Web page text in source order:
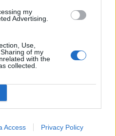
my
Advertising.
Use,
of my
with the
collected.
Access Privacy Policy
formação, no âmbito das
a “falsos funcionários”
serviços energéticos.